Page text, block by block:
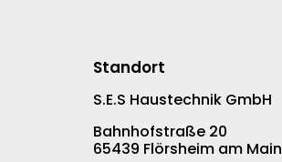
Standort
S.E.S Haustechnik GmbH
Bahnhofstraße 20
65439 Flörsheim am Main